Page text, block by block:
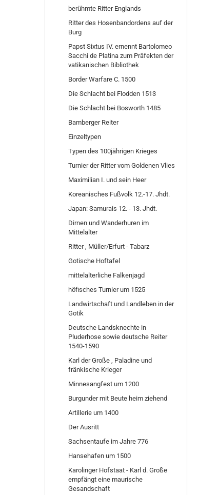
berühmte Ritter Englands
Ritter des Hosenbandordens auf der
Burg
Papst Sixtus IV. ernennt Bartolomeo
Sacchi de Platina zum Präfekten der
vatikanischen Bibliothek
Border Warfare C. 1500
Die Schlacht bei Flodden 1513
Die Schlacht bei Bosworth 1485
Bamberger Reiter
Einzeltypen
Typen des 100jährigen Krieges
Turnier der Ritter vom Goldenen Vlies
Maximilian I. und sein Heer
Koreanisches Fußvolk 12.-17. Jhdt.
Japan: Samurais 12. - 13. Jhdt.
Dirnen und Wanderhuren im
Mittelalter
Ritter , Müller/Erfurt - Tabarz
Gotische Hoftafel
mittelalterliche Falkenjagd
höfisches Turnier um 1525
Landwirtschaft und Landleben in der
Gotik
Deutsche Landsknechte in
Pluderhose sowie deutsche Reiter
1540-1590
Karl der Große , Paladine und
fränkische Krieger
Minnesangfest um 1200
Burgunder mit Beute heim ziehend
Artillerie um 1400
Der Ausritt
Sachsentaufe im Jahre 776
Hansehafen um 1500
Karolinger Hofstaat - Karl d. Große
empfängt eine maurische
Gesandschaft